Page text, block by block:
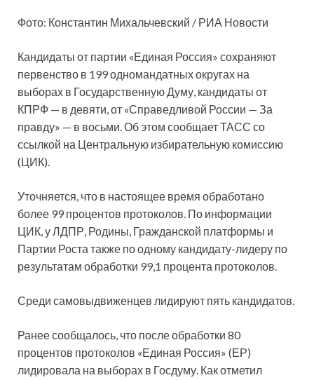
Фото: Константин Михальчевский / РИА Новости
Кандидаты от партии «Единая Россия» сохраняют
первенство в 199 одномандатных округах на
выборах в Государственную Думу, кандидаты от
КПРФ — в девяти, от «Справедливой России — За
правду» — в восьми. Об этом сообщает ТАСС со
ссылкой на Центральную избирательную комиссию
(ЦИК).
Уточняется, что в настоящее время обработано
более 99 процентов протоколов. По информации
ЦИК, у ЛДПР, Родины, Гражданской платформы и
Партии Роста также по одному кандидату-лидеру по
результатам обработки 99,1 процента протоколов.
Среди самовыдвиженцев лидируют пять кандидатов.
Ранее сообщалось, что после обработки 80
процентов протоколов «Единая Россия» (ЕР)
лидировала на выборах в Госдуму. Как отметил